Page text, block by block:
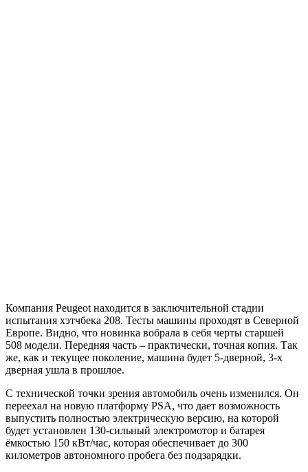
Компания Peugeot находится в заключительной стадии
испытания хэтчбека 208. Тесты машины проходят в Северной
Европе. Видно, что новинка вобрала в себя черты старшей
508 модели. Передняя часть – практически, точная копия. Так
же, как и текущее поколение, машина будет 5-дверной, 3-х
дверная ушла в прошлое.
С технической точки зрения автомобиль очень изменился. Он
переехал на новую платформу PSA, что дает возможность
выпустить полностью электрическую версию, на которой
будет установлен 130-сильный электромотор и батарея
ёмкостью 150 кВт/час, которая обеспечивает до 300
километров автономного пробега без подзарядки.